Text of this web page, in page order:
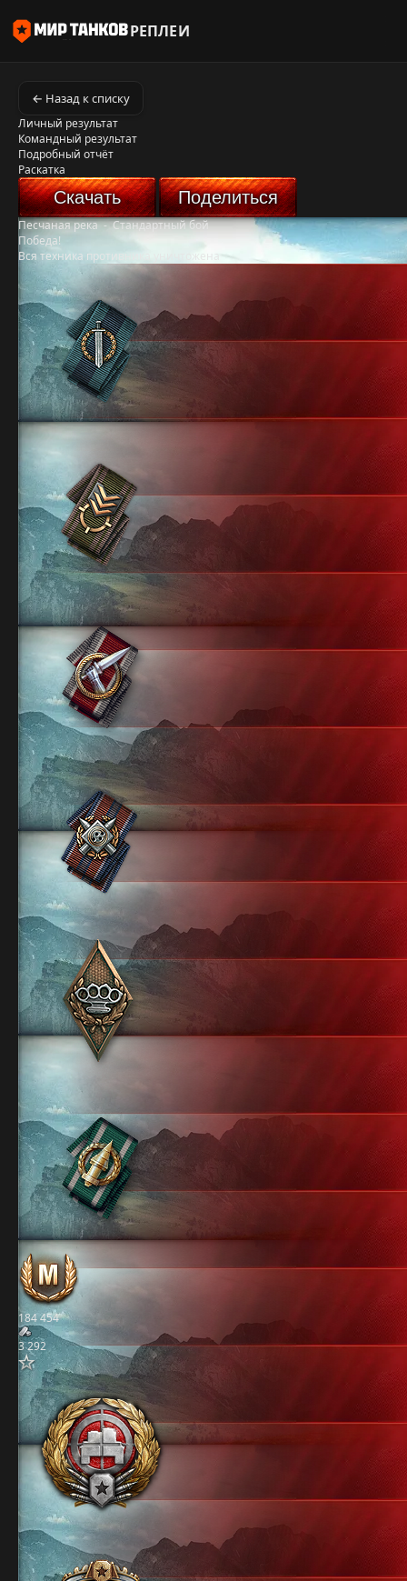
РЕПЛЕИ
← Назад к списку
Личный результат
Командный результат
Подробный отчёт
Раскатка
Скачать Поделиться
Песчаная река-Стандартный бой
Победа!
Вся техника противника уничтожена
184 454
3 292